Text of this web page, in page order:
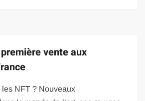
vente aux
NFT ? Nouveaux